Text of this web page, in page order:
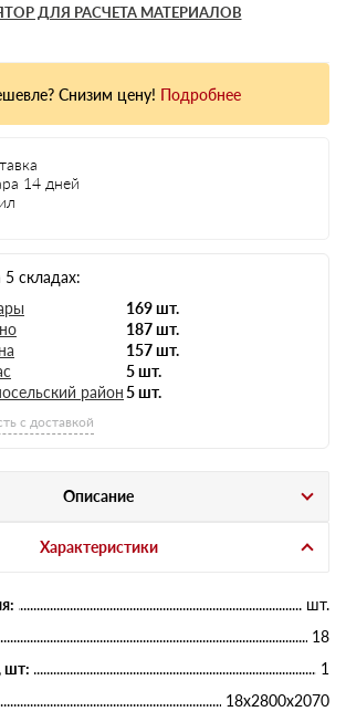
ДЛЯ РАСЧЕТА МАТЕРИАЛОВ
14 дней
5 складах:
169 шт.
187 шт.
157 шт.
5 шт.
район 5 шт.
с доставкой
Снизим цену! Подробнее
Описание
Характеристики
шт.
18
шт:
1
18х2800х2070